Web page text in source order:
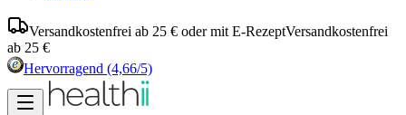
Versandkostenfrei ab 25 € oder mit E-RezeptVersandkostenfrei
ab 25 €
Hervorragend (4,66/5)